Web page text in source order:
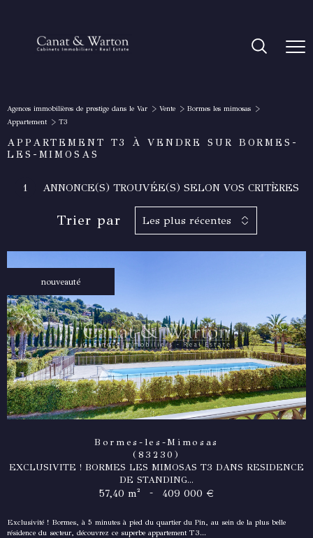
Agences immobilières de prestige dans le Var Vente
Bormes les mimosas
Appartement
T3
APPARTEMENT T3 À VENDRE SUR BORMES-
LES-MIMOSAS
1 ANNONCE(S) TROUVÉE(S) SELON VOS CRITÈRES
Trier par Les plus récentes
nouveauté
Bormes-les-Mimosas
(83230)
EXCLUSIVITE ! BORMES LES MIMOSAS T3 DANS RESIDENCE
DE STANDING...
57,40 m² - 409 000 €
Exclusivité ! Bormes, à 5 minutes à pied du quartier du Pin, au sein de la plus belle
résidence du secteur, découvrez ce superbe appartement T3...